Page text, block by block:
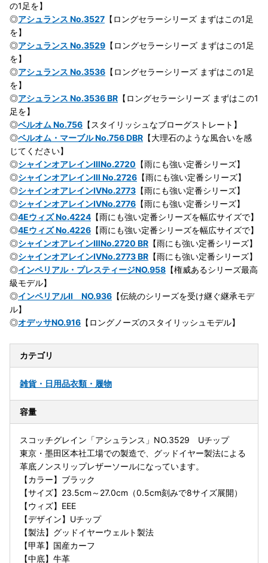
の1足を】
◎アシュランス No.3527 【ロングセラーシリーズ まずはこの1足
を】
◎アシュランス No.3529 【ロングセラーシリーズ まずはこの1足
を】
◎アシュランス No.3536 【ロングセラーシリーズ まずはこの1足
を】
◎アシュランス No.3536 BR 【ロングセラーシリーズ まずはこの1
足を】
◎ベルオム No.756 【スタイリッシュなブローグストレート】
◎ベルオム・マーブル No.756 DBR 【大理石のような風合いを感
じてください】
◎シャインオアレインⅢNo.2720 【雨にも強い定番シリーズ】
◎シャインオアレインⅢ No.2726 【雨にも強い定番シリーズ】
◎シャインオアレインⅣNo.2773 【雨にも強い定番シリーズ】
◎シャインオアレインⅣNo.2776 【雨にも強い定番シリーズ】
◎4Eウィズ No.4224 【雨にも強い定番シリーズを幅広サイズで】
◎4Eウィズ No.4226 【雨にも強い定番シリーズを幅広サイズで】
◎シャインオアレインⅢNo.2720 BR 【雨にも強い定番シリーズ】
◎シャインオアレインⅣNo.2773 BR 【雨にも強い定番シリーズ】
◎インペリアル・プレスティージNO.958 【権威あるシリーズ最高
級モデル】
◎インペリアルII NO.936 【伝統のシリーズを受け継ぐ継承モデ
ル】
◎オデッサNO.916 【ロングノーズのスタイリッシュモデル】
カテゴリ
雑貨・日用品衣類・履物
容量
スコッチグレイン「アシュランス」NO.3529 Uチップ
東京・墨田区本社工場での製造で、グッドイヤー製法による
革底ノンスリップレザーソールになっています。
【カラー】ブラック
【サイズ】23.5cm～27.0cm（0.5cm刻みで8サイズ展開）
【ウィズ】EEE
【デザイン】Uチップ
【製法】グッドイヤーウェルト製法
【甲革】国産カーフ
【中底】牛革